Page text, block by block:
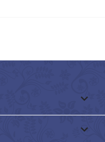

